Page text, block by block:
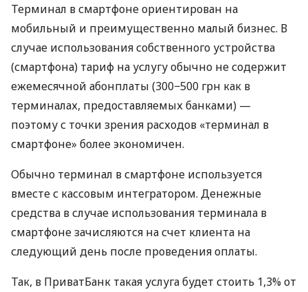
Терминал в смартфоне ориентирован на
мобильный и преимущественно малый бизнес. В
случае использования собственного устройства
(смартфона) тариф на услугу обычно не содержит
ежемесячной абонплаты (300−500 грн как в
терминалах, предоставляемых банками) —
поэтому с точки зрения расходов «терминал в
смартфоне» более экономичен.
Обычно терминал в смартфоне используется
вместе с кассовым интегратором. Денежные
средства в случае использования терминала в
смартфоне зачисляются на счет клиента на
следующий день после проведения оплаты.
Так, в ПриватБанк такая услуга будет стоить 1,3% от